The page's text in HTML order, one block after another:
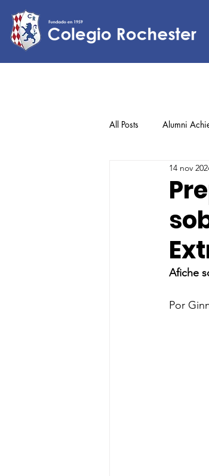
All Posts Alumni
Lower Elementary
Upper Elementary
14 nov
Afiche
Por